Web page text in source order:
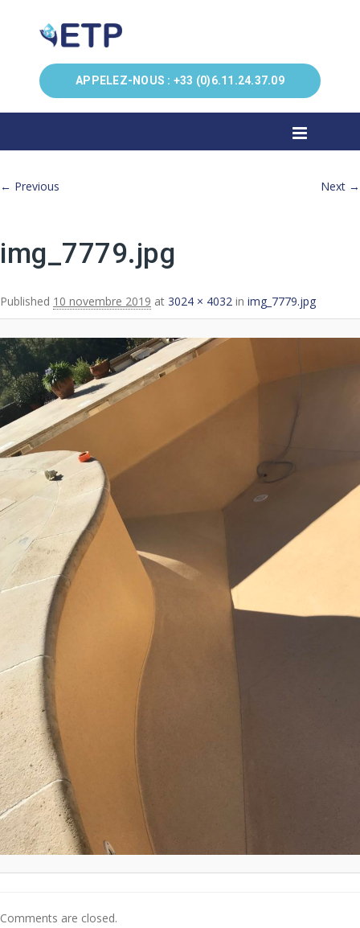
APPELEZ-NOUS : +33 (0)6.11.24.37.09
Image navigation
← Previous Next →
img_7779.jpg
Published 10 novembre 2019 at 3024 × 4032 in img_7779.jpg
Comments are closed.